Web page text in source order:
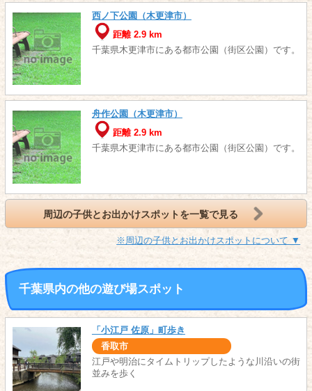
西ノ下公園（木更津市）
距離 2.9 km
千葉県木更津市にある都市公園（街区公園）です。
舟作公園（木更津市）
距離 2.9 km
千葉県木更津市にある都市公園（街区公園）です。
周辺の子供とお出かけスポットを一覧で見る
※周辺の子供とお出かけスポットについて ▼
千葉県内の他の遊び場スポット
「小江戸 佐原」町歩き
香取市
江戸や明治にタイムトリップしたような川沿いの街
並みを歩く